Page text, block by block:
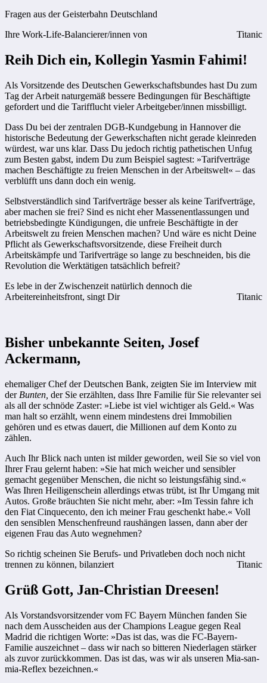
Fragen aus der Geisterbahn Deutschland
Ihre Work-Life-Balancierer/innen von
Titanic
Reih Dich ein, Kollegin Yasmin Fahimi!
Als Vorsitzende des Deutschen Gewerkschaftsbundes hast Du zum
Tag der Arbeit naturgemäß bessere Bedingungen für Beschäftigte
gefordert und die Tarifflucht vieler Arbeitgeber/innen missbilligt.
Dass Du bei der zentralen DGB-Kundgebung in Hannover die
historische Bedeutung der Gewerkschaften nicht gerade kleinreden
würdest, war uns klar. Dass Du jedoch richtig pathetischen Unfug
zum Besten gabst, indem Du zum Beispiel sagtest: »Tarifverträge
machen Beschäftigte zu freien Menschen in der Arbeitswelt« – das
verblüfft uns dann doch ein wenig.
Selbstverständlich sind Tarifverträge besser als keine Tarifverträge,
aber machen sie frei? Sind es nicht eher Massenentlassungen und
betriebsbedingte Kündigungen, die unfreie Beschäftigte in der
Arbeitswelt zu freien Menschen machen? Und wäre es nicht Deine
Pflicht als Gewerkschaftsvorsitzende, diese Freiheit durch
Arbeitskämpfe und Tarifverträge so lange zu beschneiden, bis die
Revolution die Werktätigen tatsächlich befreit?
Es lebe in der Zwischenzeit natürlich dennoch die
Arbeitereinheitsfront, singt Dir
Titanic
Bisher unbekannte Seiten, Josef
Ackermann,
ehemaliger Chef der Deutschen Bank, zeigten Sie im Interview mit
der Bunten, der Sie erzählten, dass Ihre Familie für Sie relevanter sei
als all der schnöde Zaster: »Liebe ist viel wichtiger als Geld.« Was
man halt so erzählt, wenn einem mindestens drei Immobilien
gehören und es etwas dauert, die Millionen auf dem Konto zu
zählen.
Auch Ihr Blick nach unten ist milder geworden, weil Sie so viel von
Ihrer Frau gelernt haben: »Sie hat mich weicher und sensibler
gemacht gegenüber Menschen, die nicht so leistungsfähig sind.«
Was Ihren Heiligenschein allerdings etwas trübt, ist Ihr Umgang mit
Autos. Große bräuchten Sie nicht mehr, aber: »Im Tessin fahre ich
den Fiat Cinquecento, den ich meiner Frau geschenkt habe.« Voll
den sensiblen Menschenfreund raushängen lassen, dann aber der
eigenen Frau das Auto wegnehmen?
So richtig scheinen Sie Berufs- und Privatleben doch noch nicht
trennen zu können, bilanziert
Titanic
Grüß Gott, Jan-Christian Dreesen!
Als Vorstandsvorsitzender vom FC Bayern München fanden Sie
nach dem Ausscheiden aus der Champions League gegen Real
Madrid die richtigen Worte: »Das ist das, was die FC-Bayern-
Familie auszeichnet – dass wir nach so bitteren Niederlagen stärker
als zuvor zurückkommen. Das ist das, was wir als unseren Mia-san-
mia-Reflex bezeichnen.«